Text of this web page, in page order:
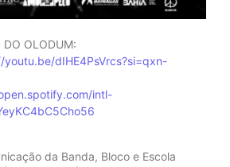
OLODUM:
youtu.be/dIHE4PsVrcs?si=qxn-
intl-
da Banda, Bloco e Escola